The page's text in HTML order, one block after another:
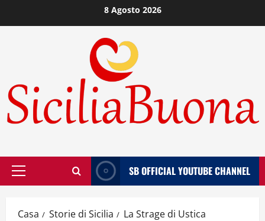
al
8 Agosto 2026
Menù
SB OFFICIAL YOUTUBE CHANNEL
Casa Storie di Sicilia La Strage di Ustica